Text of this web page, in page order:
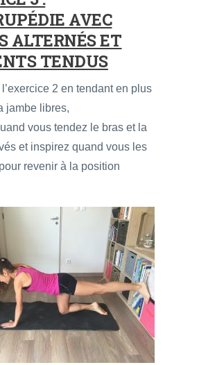
AVEC
ALTERNÉS ET
TENDUS
l’exercice 2 en tendant en plus
jambe libres,
vous tendez le bras et la
et inspirez quand vous les
revenir à la position